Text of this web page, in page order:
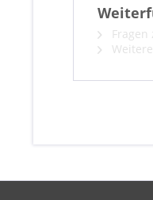
Fragen